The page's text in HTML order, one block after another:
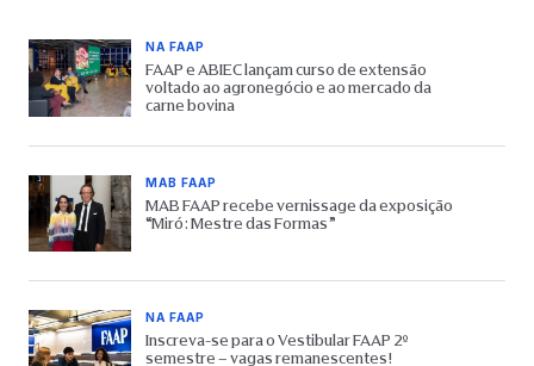
NA FAAP
FAAP e ABIEC lançam curso de extensão
voltado ao agronegócio e ao mercado da
carne bovina
MAB FAAP
MAB FAAP recebe vernissage da exposição
“Miró: Mestre das Formas”
NA FAAP
Inscreva-se para o Vestibular FAAP 2º
semestre – vagas remanescentes!